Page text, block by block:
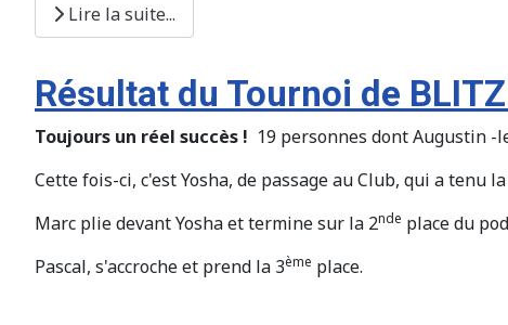
Lire la suite...
Résultat du Tournoi de
Toujours un réel succès ! 19 personnes dont Augustin -
Cette fois-ci, c'est Yosha, de passage au Club, qui a tenu la
Marc plie devant Yosha et termine sur la 2nde place du
Pascal, s'accroche et prend la 3ème place.